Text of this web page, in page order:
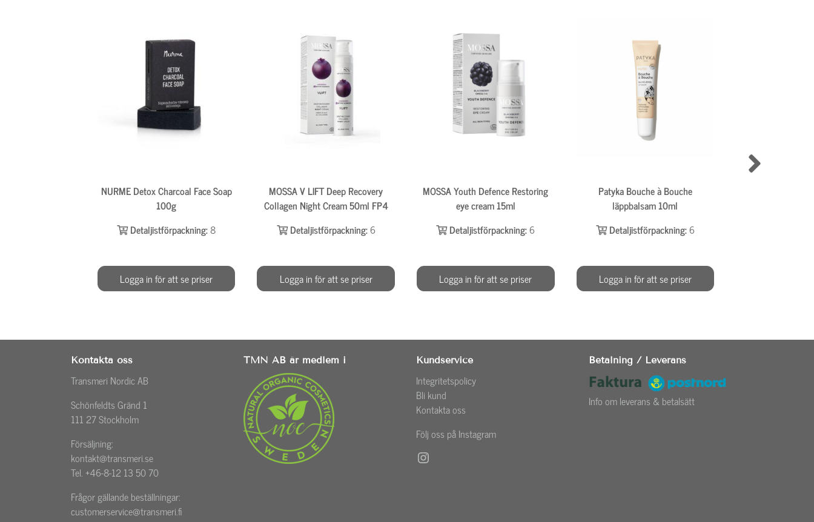
NURME Detox Charcoal Face Soap
100g
Detaljistförpackning:8
Logga in för att se priser
MOSSA V LIFT Deep Recovery
Collagen Night Cream 50ml FP4
Detaljistförpackning:6
Logga in för att se priser
MOSSA Youth Defence Restoring
eye cream 15ml
Detaljistförpackning:6
Logga in för att se priser
Patyka Bouche à Bouche
läppbalsam 10ml
Detaljistförpackning:6
Logga in för att se priser
Kontakta oss
Transmeri Nordic AB
Schönfeldts Gränd 1
111 27 Stockholm
Försäljning:
kontakt@transmeri.se
Tel. +46-8-12 13 50 70
Frågor gällande beställningar:
customerservice@transmeri.fi
TMN AB är medlem i Kundservice
Integritetspolicy
Bli kund
Kontakta oss
Följ oss på Instagram
Instagram
Betalning / Leverans
Info om leverans & betalsätt